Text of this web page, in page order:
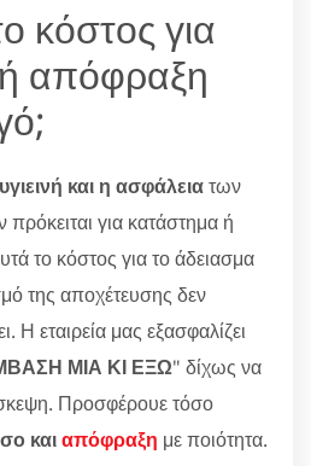
κόστος για
απόφραξη
υγιεινή και η ασφάλειατων
για κατάστημα ή
το κόστος για το άδειασμα
της αποχέτευσης δεν
Η εταιρεία μας εξασφαλίζει
ΜΙΑ ΚΙ ΕΞΩ" δίχως να
Προσφέρουε τόσο
καιαπόφραξη με ποιότητα.